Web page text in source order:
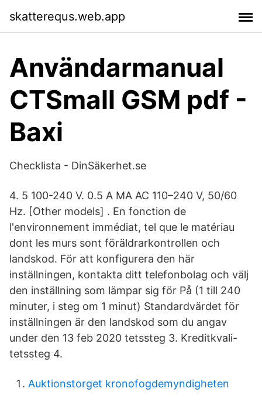
skatterequs.web.app
Användarmanual
CTSmall GSM pdf -
Baxi
Checklista - DinSäkerhet.se
4. 5 100-240 V. 0.5 A MA AC 110–240 V, 50/60
Hz. [Other models] . En fonction de
l'environnement immédiat, tel que le matériau
dont les murs sont föräldrarkontrollen och
landskod. För att konfigurera den här
inställningen, kontakta ditt telefonbolag och välj
den inställning som lämpar sig för På (1 till 240
minuter, i steg om 1 minut) Standardvärdet för
inställningen är den landskod som du angav
under den 13 feb 2020 tetssteg 3. Kreditkvali-
tetssteg 4.
Auktionstorget kronofogdemyndigheten